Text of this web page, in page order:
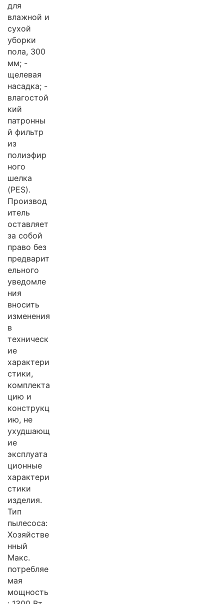
для
влажной и
сухой
уборки
пола, 300
мм; -
щелевая
насадка; -
влагостой
кий
патронны
й фильтр
из
полиэфир
ного
шелка
(PES).
Производ
итель
оставляет
за собой
право без
предварит
ельного
уведомле
ния
вносить
изменения
в
техническ
ие
характери
стики,
комплекта
цию и
конструкц
ию, не
ухудшающ
ие
эксплуата
ционные
характери
стики
изделия.
Тип
пылесоса:
Хозяйстве
нный
Макс.
потребляе
мая
мощность